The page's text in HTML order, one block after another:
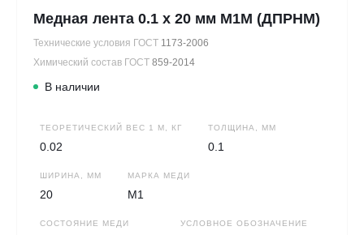
Медная лента 0.1 х 20 мм М1М (ДПРНМ)
Технические условия ГОСТ 1173-2006
Химический состав ГОСТ 859-2014
В наличии
ТЕОРЕТИЧЕСКИЙ ВЕС 1 М, КГ
0.02
ТОЛЩИНА, ММ
0.1
ШИРИНА, ММ
20
МАРКА МЕДИ
М1
СОСТОЯНИЕ МЕДИ УСЛОВНОЕ ОБОЗНАЧЕНИЕ